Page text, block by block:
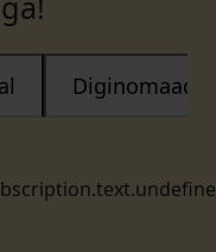
Diginomaad